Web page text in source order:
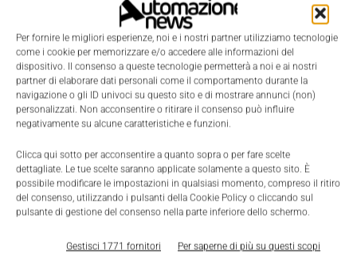
Per fornire le migliori esperienze, noi e i nostri partner utilizziamo tecnologie
come i cookie per memorizzare e/o accedere alle informazioni del
dispositivo. Il consenso a queste tecnologie permetterà a noi e ai nostri
partner di elaborare dati personali come il comportamento durante la
navigazione o gli ID univoci su questo sito e di mostrare annunci (non)
personalizzati. Non acconsentire o ritirare il consenso può influire
negativamente su alcune caratteristiche e funzioni.
Clicca qui sotto per acconsentire a quanto sopra o per fare scelte
dettagliate. Le tue scelte saranno applicate solamente a questo sito. È
possibile modificare le impostazioni in qualsiasi momento, compreso il ritiro
del consenso, utilizzando i pulsanti della Cookie Policy o cliccando sul
pulsante di gestione del consenso nella parte inferiore dello schermo.
Gestisci 1771 fornitori Per saperne di più su questi scopi
LEGGI LA RIVISTA ⇢